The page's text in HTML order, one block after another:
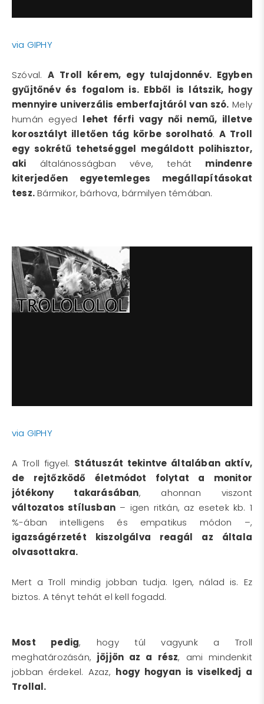
via GIPHY
Szóval.A Troll kérem, egy tulajdonnév. Egyben
gyűjtőnév és fogalom is. Ebből is látszik, hogy
mennyire univerzális emberfajtáról van szó. Mely
humán egyed lehet férfi vagy női nemű, illetve
korosztályt illetően tág körbe sorolható.A Troll
egy sokrétű tehetséggel megáldott polihisztor,
aki általánosságban véve, tehát mindenre
kiterjedően egyetemleges megállapításokat
tesz.Bármikor, bárhova, bármilyen témában.
via GIPHY
A Troll figyel. Státuszát tekintve általában aktív,
de rejtőzködő életmódot folytat a monitor
jótékony takarásában, ahonnan viszont
változatos stílusban– igen ritkán, az esetek kb. 1
%-ában intelligens és empatikus módon –,
igazságérzetét kiszolgálva reagál az általa
olvasottakra.
Mert a Troll mindig jobban tudja. Igen, nálad is. Ez
biztos. A tényt tehát el kell fogadd.
Most pedig, hogy túl vagyunk a Troll
meghatározásán, jöjjön az a rész, ami mindenkit
jobban érdekel. Azaz, hogy hogyan is viselkedj a
Trollal.